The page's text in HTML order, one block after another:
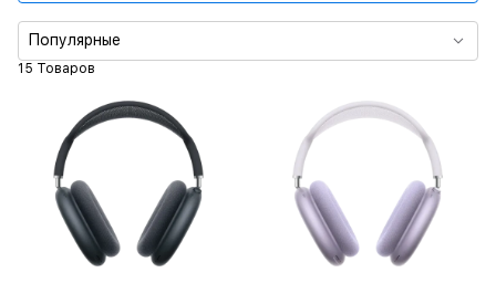
Тип зарядки
15 Товаров
Популярные